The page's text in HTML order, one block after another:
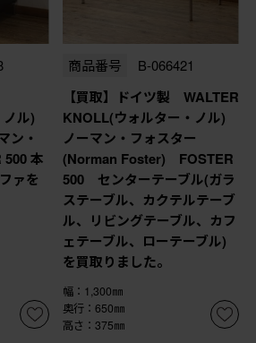
ル)
ン・
500 本
ァを
商品番号 B-066421
【買取】ドイツ製 WALTER
KNOLL(ウォルター・ノル)
ノーマン・フォスター
(Norman Foster) FOSTER
500 センターテーブル(ガラ
ステーブル、カクテルテーブ
ル、リビングテーブル、カフ
ェテーブル、ローテーブル)
を買取りました。
幅：1,300㎜
奥行：650㎜
高さ：375㎜